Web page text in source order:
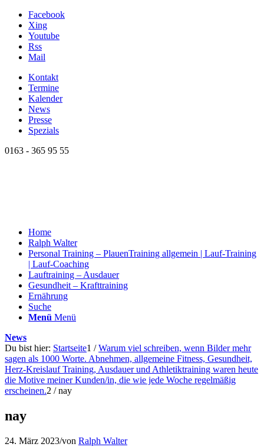
Facebook
Xing
Youtube
Rss
Mail
Kontakt
Termine
Kalender
News
Presse
Spezials
0163 - 365 95 55
Home
Ralph Walter
Personal Training – PlauenTraining allgemein | Lauf-Training
| Lauf-Coaching
Lauftraining – Ausdauer
Gesundheit – Krafttraining
Ernährung
Suche
Menü Menü
News
Du bist hier: Startseite1 / Warum viel schreiben, wenn Bilder mehr
sagen als 1000 Worte. Abnehmen, allgemeine Fitness, Gesundheit,
Herz-Kreislauf Training, Ausdauer und Athletiktraining waren heute
die Motive meiner Kunden/in, die wie jede Woche regelmäßig
erscheinen.2 / nay
nay
24. März 2023/von Ralph Walter